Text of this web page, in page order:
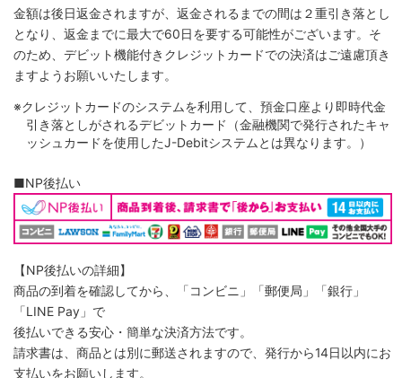
金額は後日返金されますが、返金されるまでの間は２重引き落とし
となり、返金までに最大で60日を要する可能性がございます。そ
のため、デビット機能付きクレジットカードでの決済はご遠慮頂き
ますようお願いいたします。
※クレジットカードのシステムを利用して、預金口座より即時代金
引き落としがされるデビットカード（金融機関で発行されたキャ
ッシュカードを使用したJ-Debitシステムとは異なります。）
■NP後払い
【NP後払いの詳細】
商品の到着を確認してから、「コンビニ」「郵便局」「銀行」
「LINE Pay」で
後払いできる安心・簡単な決済方法です。
請求書は、商品とは別に郵送されますので、発行から14日以内にお
支払いをお願いします。